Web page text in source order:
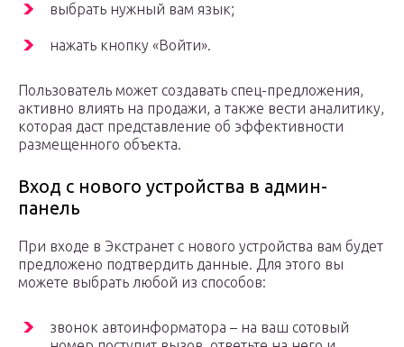
выбрать нужный вам язык;
нажать кнопку «Войти».
Пользователь может создавать спец-предложения,
активно влиять на продажи, а также вести аналитику,
которая даст представление об эффективности
размещенного объекта.
Вход с нового устройства в админ-
панель
При входе в Экстранет с нового устройства вам будет
предложено подтвердить данные. Для этого вы
можете выбрать любой из способов:
звонок автоинформатора – на ваш сотовый